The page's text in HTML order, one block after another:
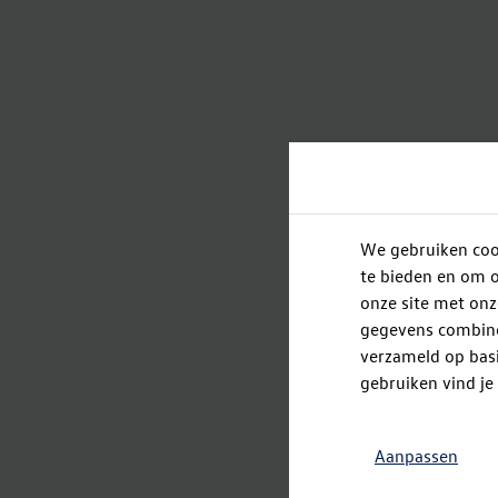
We gebruiken
te bieden en om
onze site met
gegevens
verzameld op
gebruiken vind je
Aanpassen